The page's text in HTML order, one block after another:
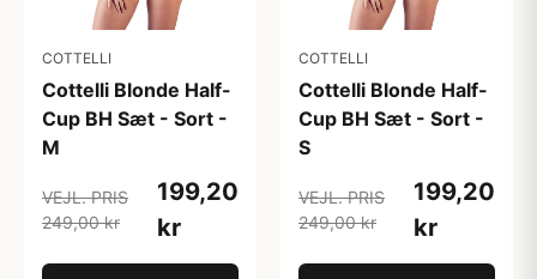
COTTELLI
Cottelli Blonde Half-
Cup BH Sæt - Sort -
M
VEJL. PRIS
249,00 kr
199,20
kr
COTTELLI
Cottelli Blonde Half-
Cup BH Sæt - Sort -
S
VEJL. PRIS
249,00 kr
199,20
kr